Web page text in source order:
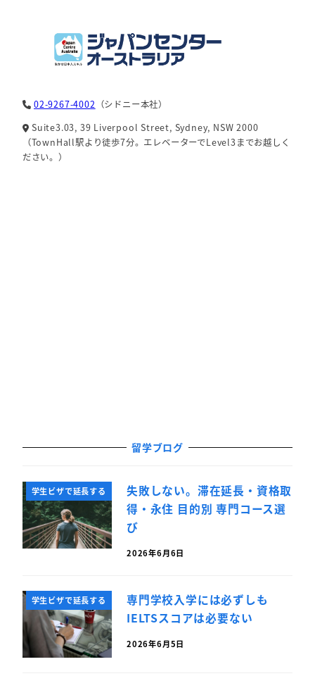
02-9267-4002 （シドニー本社）
Suite3.03, 39 Liverpool Street, Sydney, NSW 2000
（TownHall駅より徒歩7分。エレベーターでLevel3までお越しく
ださい。）
留学ブログ
学生ビザで延長する
失敗しない。滞在延長・資格取
得・永住 目的別 専門コース選
び
2026年6月6日
学生ビザで延長する
専門学校入学には必ずしも
IELTSスコアは必要ない
2026年6月5日